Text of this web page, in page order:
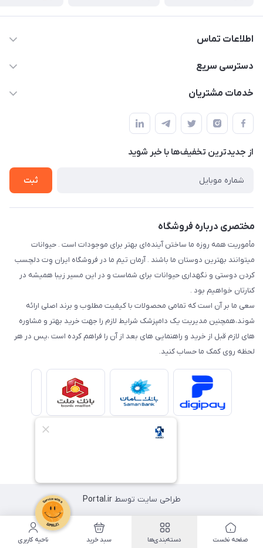
اطلاعات تماس
07154503736-09120986090
دسترسی سریع
حساب کاربری
درباره ما
تماس با ما
خدمات مشتریان
قوانین و مقررات
حفظ حریم شخصی
سوالات متداول
شرایط ارسال رایگان
از جدید‌ترین تخفیف‌ها با‌ خبر شوید
ثبت
مختصری درباره فروشگاه
مأموریت همه روزه ما ساختن آینده‌ای بهتر برای موجودات است . حیوانات
میتوانند بهترین دوستان ما باشند . آرمان تیم ما در فروشگاه ایران وِت دلچسب
کردن دوستی و نگهداری حیوانات برای شماست و در این مسیر زیبا همیشه در
کنارتان خواهیم بود .
سعی ما بر آن است که تمامی محصولات با کیفیت مطلوب و برند اصلی ارائه
شوند،همچنین مدیریت یک دامپزشک شرایط لازم را جهت خرید بهتر و مشاوره
های لازم قبل از خرید و راهنمایی های بعد از آن را فراهم کرده است ،پس در هر
لحظه روی کمک ما حساب کنید.
طراحی سایت توسطPortal.ir
صفحه نخست دسته‌بندی‌ها سبد خرید ناحیه کاربری